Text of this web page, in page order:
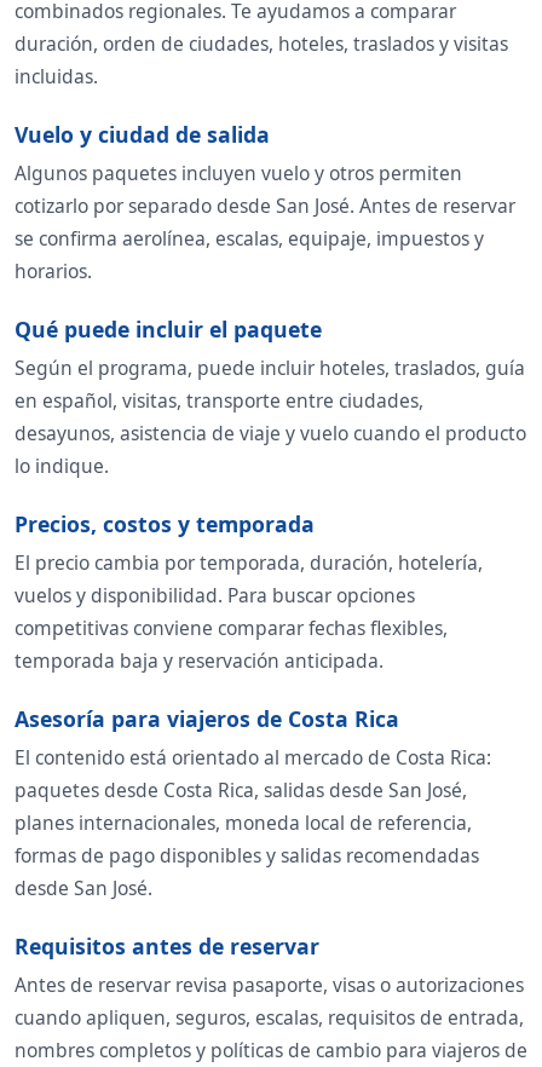
combinados regionales. Te ayudamos a comparar
duración, orden de ciudades, hoteles, traslados y visitas
incluidas.
Vuelo y ciudad de salida
Algunos paquetes incluyen vuelo y otros permiten
cotizarlo por separado desde San José. Antes de reservar
se confirma aerolínea, escalas, equipaje, impuestos y
horarios.
Qué puede incluir el paquete
Según el programa, puede incluir hoteles, traslados, guía
en español, visitas, transporte entre ciudades,
desayunos, asistencia de viaje y vuelo cuando el producto
lo indique.
Precios, costos y temporada
El precio cambia por temporada, duración, hotelería,
vuelos y disponibilidad. Para buscar opciones
competitivas conviene comparar fechas flexibles,
temporada baja y reservación anticipada.
Asesoría para viajeros de Costa Rica
El contenido está orientado al mercado de Costa Rica:
paquetes desde Costa Rica, salidas desde San José,
planes internacionales, moneda local de referencia,
formas de pago disponibles y salidas recomendadas
desde San José.
Requisitos antes de reservar
Antes de reservar revisa pasaporte, visas o autorizaciones
cuando apliquen, seguros, escalas, requisitos de entrada,
nombres completos y políticas de cambio para viajeros de